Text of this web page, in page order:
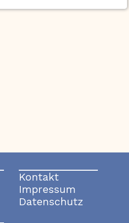
Kontakt
Impressum
Datenschutz